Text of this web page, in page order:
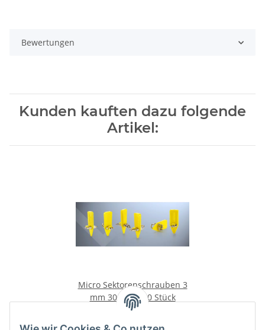
Bewertungen
Kunden kauften dazu folgende
Artikel:
Micro Sektorenschrauben 3
mm 3009 KG 10 Stück
22,00 €